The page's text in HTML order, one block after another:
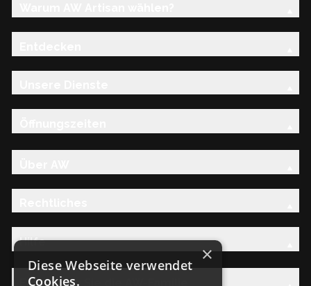
Hilfe
Entdecken Sie die AW-Familie
×
Diese Webseite verwendet
Cookies.